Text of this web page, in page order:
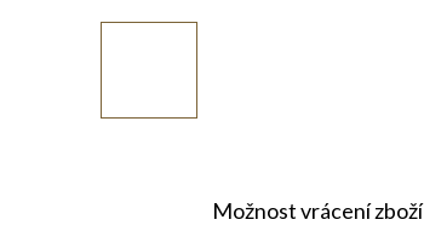
Možnost vrácení zboží